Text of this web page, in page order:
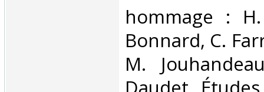
hommage :
Bonnard, C.
M.